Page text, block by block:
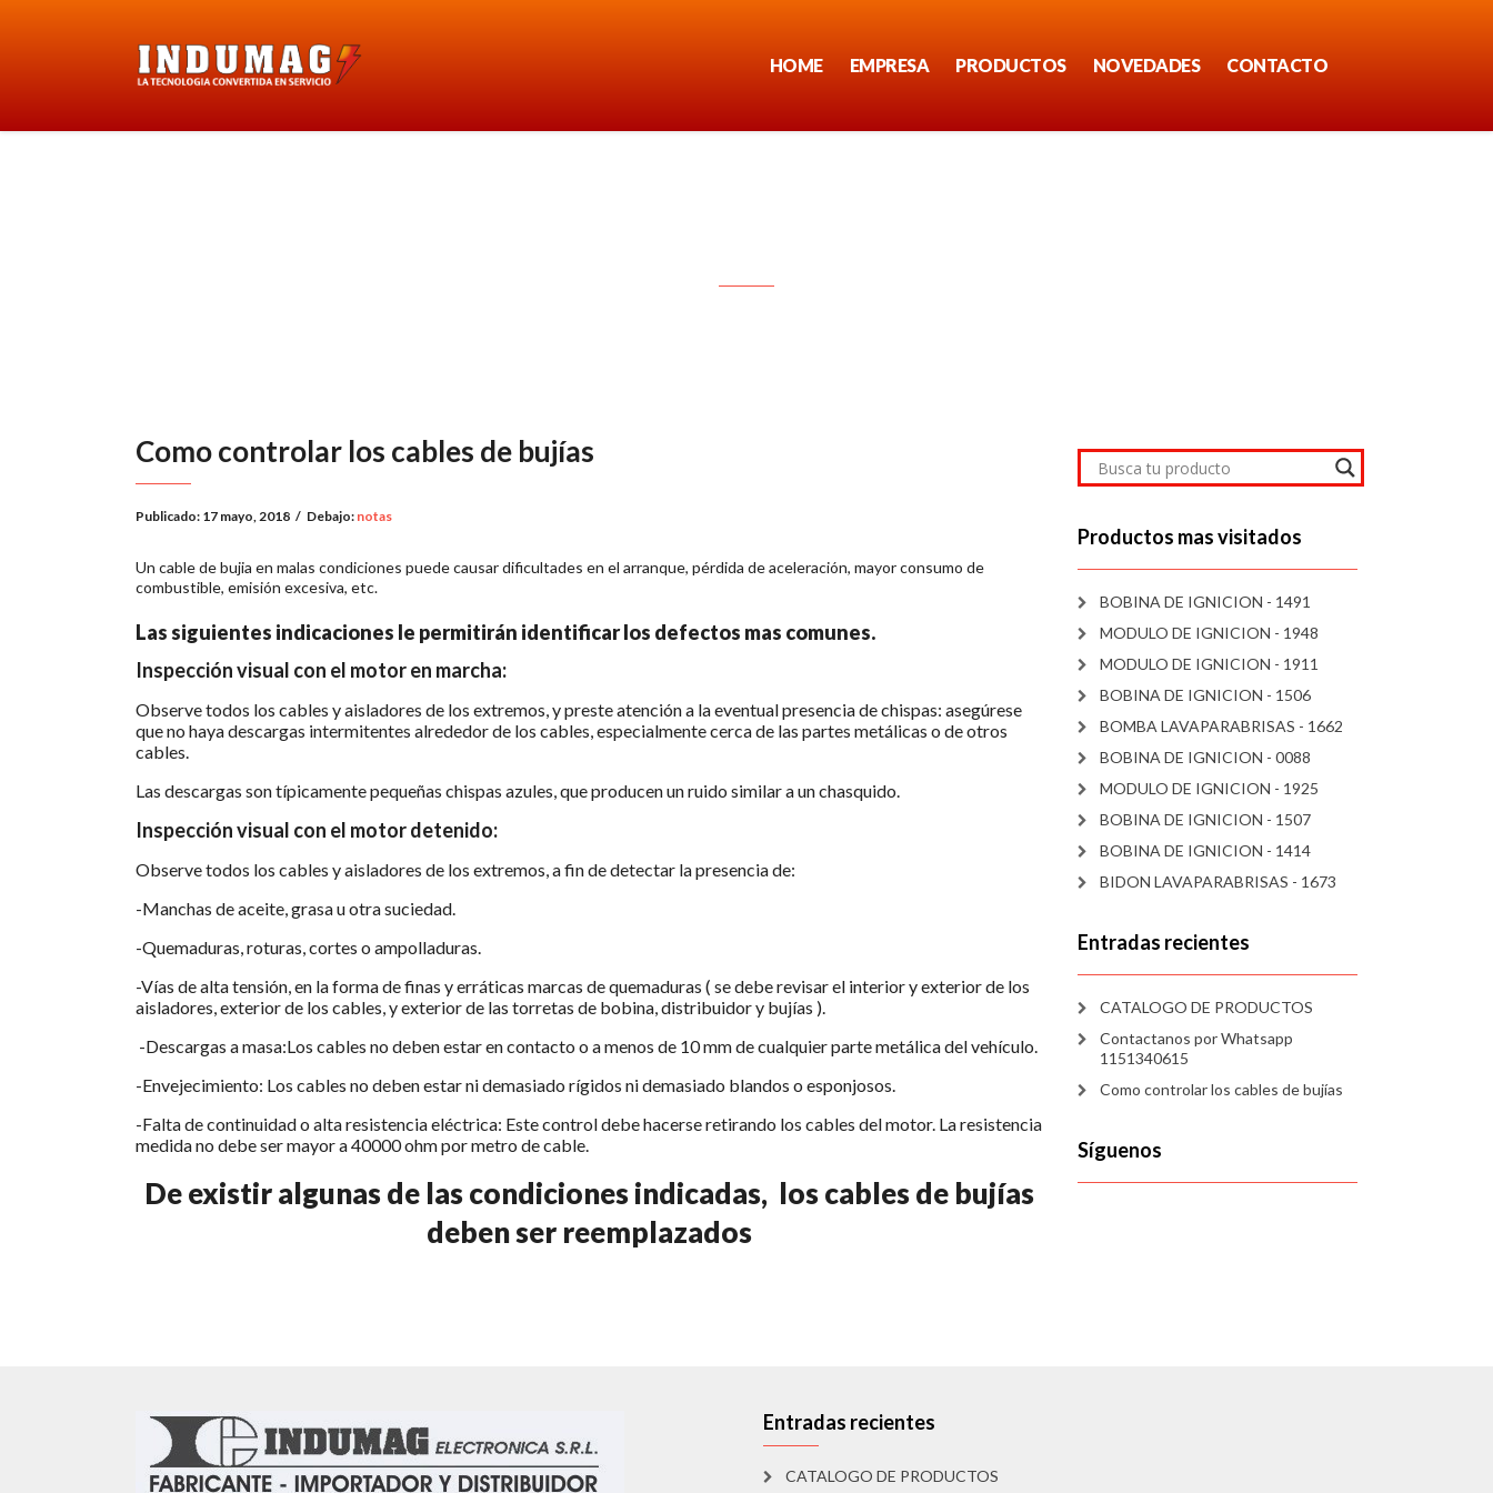
HOME EMPRESA PRODUCTOS NOVEDADES CONTACTO
Como controlar los cables de bujías
Publicado: 17 mayo, 2018 / Debajo: notas
Un cable de bujia en malas condiciones puede causar dificultades en el arranque, pérdida de aceleración, mayor consumo de
combustible, emisión excesiva, etc.
Las siguientes indicaciones le permitirán identificar los defectos mas comunes.
Inspección visual con el motor en marcha:
Observe todos los cables y aisladores de los extremos, y preste atención a la eventual presencia de chispas: asegúrese
que no haya descargas intermitentes alrededor de los cables, especialmente cerca de las partes metálicas o de otros
cables.
Las descargas son típicamente pequeñas chispas azules, que producen un ruido similar a un chasquido.
Inspección visual con el motor detenido:
Observe todos los cables y aisladores de los extremos, a fin de detectar la presencia de:
-Manchas de aceite, grasa u otra suciedad.
-Quemaduras, roturas, cortes o ampolladuras.
-Vías de alta tensión, en la forma de finas y erráticas marcas de quemaduras ( se debe revisar el interior y exterior de los
aisladores, exterior de los cables, y exterior de las torretas de bobina, distribuidor y bujías ).
-Descargas a masa:Los cables no deben estar en contacto o a menos de 10 mm de cualquier parte metálica del vehículo.
-Envejecimiento: Los cables no deben estar ni demasiado rígidos ni demasiado blandos o esponjosos.
-Falta de continuidad o alta resistencia eléctrica: Este control debe hacerse retirando los cables del motor. La resistencia
medida no debe ser mayor a 40000 ohm por metro de cable.
De existir algunas de las condiciones indicadas, los cables de bujías
deben ser reemplazados
Productos mas visitados
BOBINA DE IGNICION - 1491
MODULO DE IGNICION - 1948
MODULO DE IGNICION - 1911
BOBINA DE IGNICION - 1506
BOMBA LAVAPARABRISAS - 1662
BOBINA DE IGNICION - 0088
MODULO DE IGNICION - 1925
BOBINA DE IGNICION - 1507
BOBINA DE IGNICION - 1414
BIDON LAVAPARABRISAS - 1673
Entradas recientes
CATALOGO DE PRODUCTOS
Contactanos por Whatsapp
1151340615
Como controlar los cables de bujías
Síguenos
Entradas recientes
CATALOGO DE PRODUCTOS